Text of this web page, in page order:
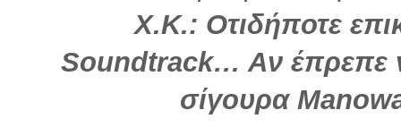
Χ.Κ.: Οτιδήποτε
Soundtrack… Aν έπρεπε
σίγουρα